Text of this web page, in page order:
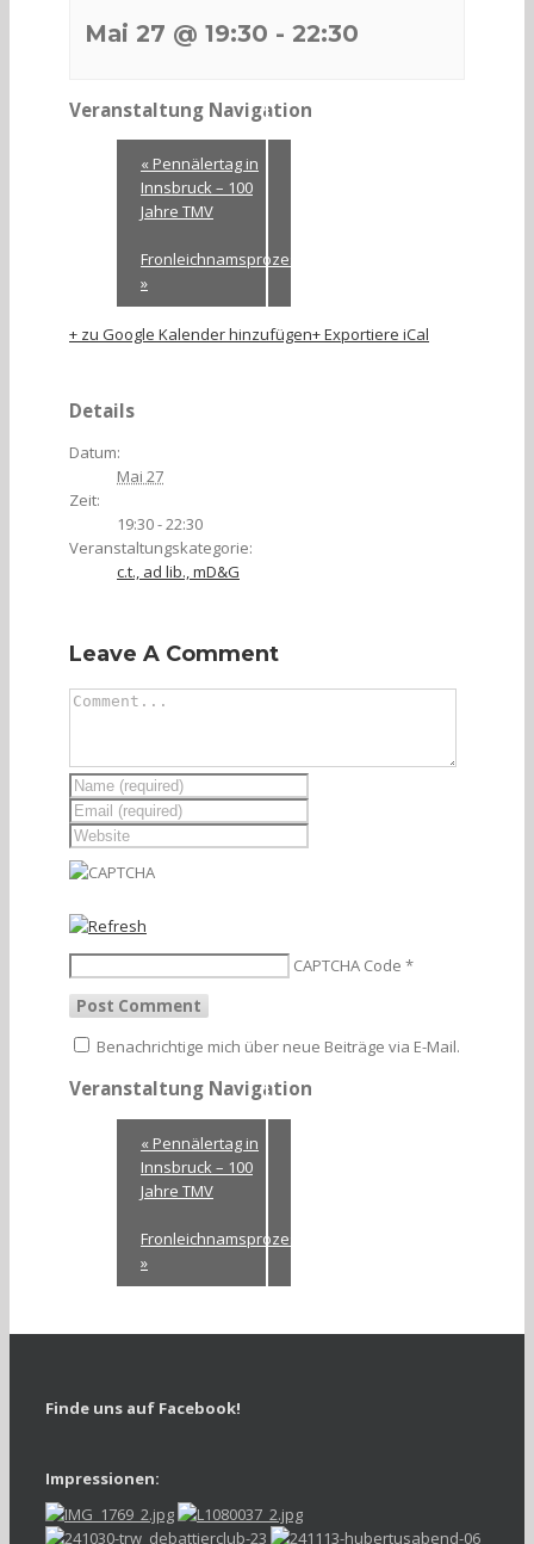
Mai 27 @ 19:30 - 22:30
Veranstaltung Navigation
« Pennälertag in
Innsbruck – 100
Jahre TMV
Fronleichnamsprozession
»
+ zu Google Kalender hinzufügen+ Exportiere iCal
Details
Datum:
Mai 27
Zeit:
19:30 - 22:30
Veranstaltungskategorie:
c.t., ad lib., mD&G
Leave A Comment
CAPTCHA Code *
Benachrichtige mich über neue Beiträge via E-Mail.
Veranstaltung Navigation
« Pennälertag in
Innsbruck – 100
Jahre TMV
Fronleichnamsprozession
»
Finde uns auf Facebook!
Impressionen: